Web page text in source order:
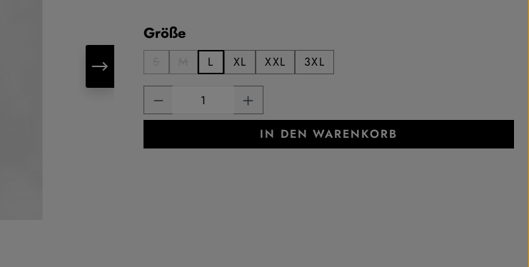
Größeauswählen
(Diese Option ist zurzeit nicht verfügbar.)
(Diese Option ist zurzeit nicht verfügbar.)
L XL XXL 3XL
Produkt Anzahl: Gib den gewünschten Wert ein
IN DEN WARENKORB